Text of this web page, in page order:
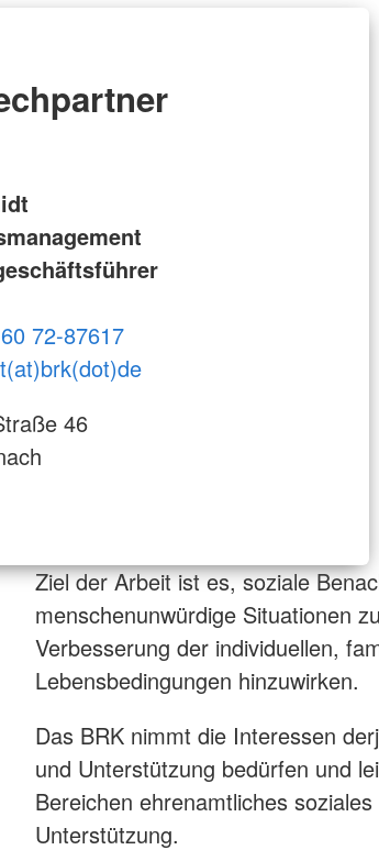
72-87617
46
Ziel der Arbeit ist es, soziale
menschenunwürdige Situationen
Verbesserung der individuellen,
Lebensbedingungen hinzuwirken.
Das BRK nimmt die Interessen
und Unterstützung bedürfen und
Bereichen ehrenamtliches
Unterstützung.